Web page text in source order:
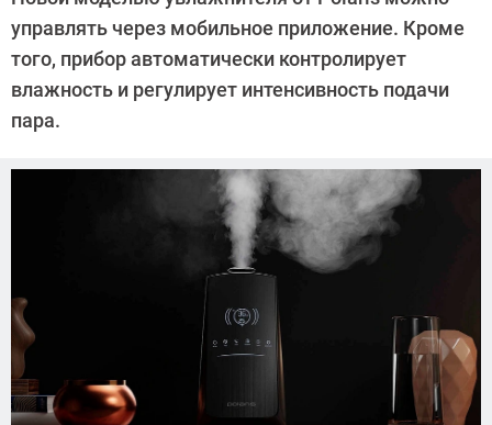
Воробьев
управлять через мобильное приложение. Кроме
того, прибор автоматически контролирует
влажность и регулирует интенсивность подачи
пара.